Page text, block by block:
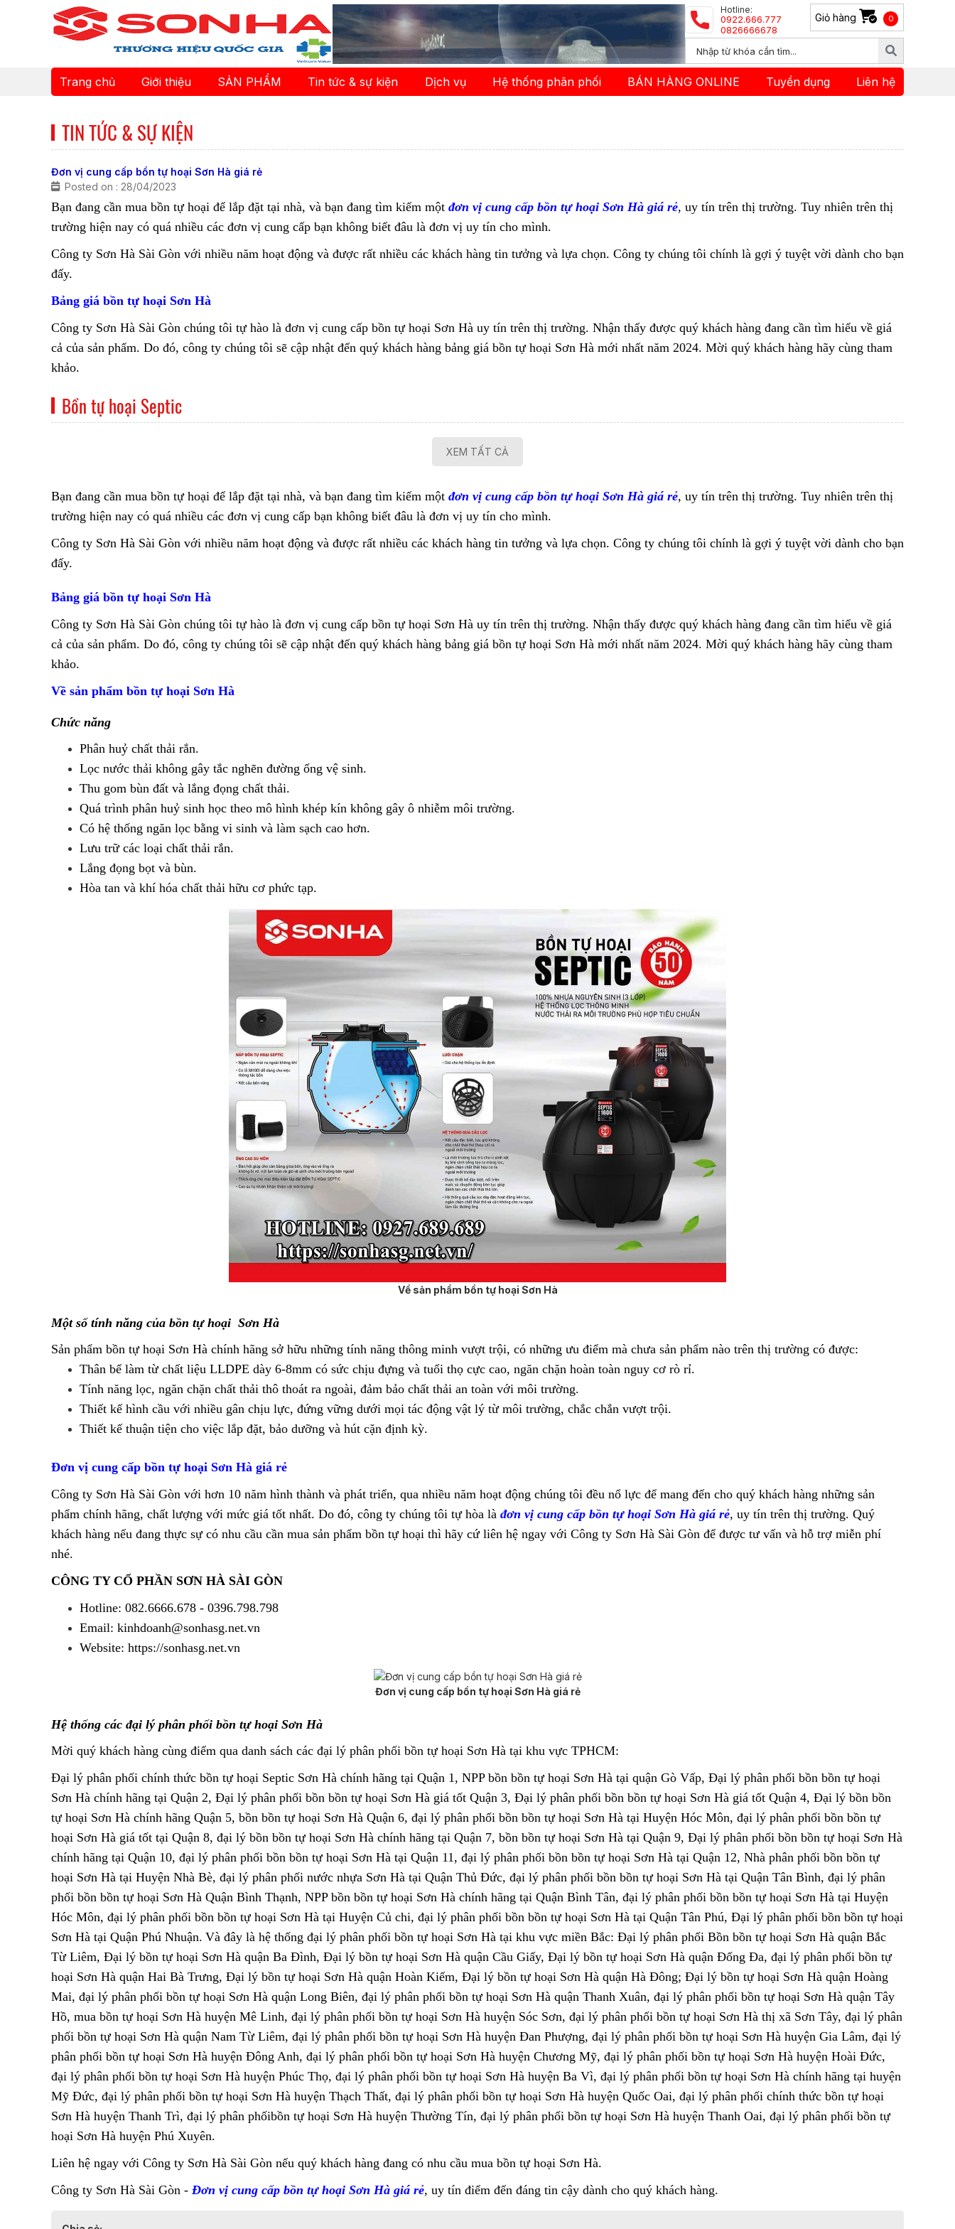
Hotline:
0922.666.777
0826666678
Giỏ hàng 0
Trang chủ Giới thiệu SẢN PHẨM Tin tức & sự kiện Dịch vụ Hệ thống phân phối BÁN HÀNG ONLINE Tuyển dụng Liên hệ
TIN TỨC & SỰ KIỆN
Đơn vị cung cấp bồn tự hoại Sơn Hà giá rẻ
Posted on : 28/04/2023
Bạn đang cần mua bồn tự hoại để lắp đặt tại nhà, và bạn đang tìm kiếm một đơn vị cung cấp bồn tự hoại Sơn Hà giá rẻ, uy tín trên thị trường. Tuy nhiên trên thị
trường hiện nay có quá nhiều các đơn vị cung cấp bạn không biết đâu là đơn vị uy tín cho mình.
Công ty Sơn Hà Sài Gòn với nhiều năm hoạt động và được rất nhiều các khách hàng tin tưởng và lựa chọn. Công ty chúng tôi chính là gợi ý tuyệt vời dành cho bạn
đấy.
Bảng giá bồn tự hoại Sơn Hà
Công ty Sơn Hà Sài Gòn chúng tôi tự hào là đơn vị cung cấp bồn tự hoại Sơn Hà uy tín trên thị trường. Nhận thấy được quý khách hàng đang cần tìm hiểu về giá
cả của sản phẩm. Do đó, công ty chúng tôi sẽ cập nhật đến quý khách hàng bảng giá bồn tự hoại Sơn Hà mới nhất năm 2024. Mời quý khách hàng hãy cùng tham
khảo.
Bồn tự hoại Septic
XEM TẤT CẢ
Bạn đang cần mua bồn tự hoại để lắp đặt tại nhà, và bạn đang tìm kiếm một đơn vị cung cấp bồn tự hoại Sơn Hà giá rẻ, uy tín trên thị trường. Tuy nhiên trên thị
trường hiện nay có quá nhiều các đơn vị cung cấp bạn không biết đâu là đơn vị uy tín cho mình.
Công ty Sơn Hà Sài Gòn với nhiều năm hoạt động và được rất nhiều các khách hàng tin tưởng và lựa chọn. Công ty chúng tôi chính là gợi ý tuyệt vời dành cho bạn
đấy.
Bảng giá bồn tự hoại Sơn Hà
Công ty Sơn Hà Sài Gòn chúng tôi tự hào là đơn vị cung cấp bồn tự hoại Sơn Hà uy tín trên thị trường. Nhận thấy được quý khách hàng đang cần tìm hiểu về giá
cả của sản phẩm. Do đó, công ty chúng tôi sẽ cập nhật đến quý khách hàng bảng giá bồn tự hoại Sơn Hà mới nhất năm 2024. Mời quý khách hàng hãy cùng tham
khảo.
Về sản phẩm bồn tự hoại Sơn Hà
Chức năng
Phân huỷ chất thải rắn.
Lọc nước thải không gây tắc nghẽn đường ống vệ sinh.
Thu gom bùn đất và lắng đọng chất thải.
Quá trình phân huỷ sinh học theo mô hình khép kín không gây ô nhiễm môi trường.
Có hệ thống ngăn lọc bằng vi sinh và làm sạch cao hơn.
Lưu trữ các loại chất thải rắn.
Lắng đọng bọt và bùn.
Hòa tan và khí hóa chất thải hữu cơ phức tạp.
Về sản phẩm bồn tự hoại Sơn Hà
Một số tính năng của bồn tự hoại Sơn Hà
Sản phẩm bồn tự hoại Sơn Hà chính hãng sở hữu những tính năng thông minh vượt trội, có những ưu điểm mà chưa sản phẩm nào trên thị trường có được:
Thân bể làm từ chất liệu LLDPE dày 6-8mm có sức chịu đựng và tuổi thọ cực cao, ngăn chặn hoàn toàn nguy cơ rò rỉ.
Tính năng lọc, ngăn chặn chất thải thô thoát ra ngoài, đảm bảo chất thải an toàn với môi trường.
Thiết kế hình cầu với nhiều gân chịu lực, đứng vững dưới mọi tác động vật lý từ môi trường, chắc chắn vượt trội.
Thiết kế thuận tiện cho việc lắp đặt, bảo dưỡng và hút cặn định kỳ.
Đơn vị cung cấp bồn tự hoại Sơn Hà giá rẻ
Công ty Sơn Hà Sài Gòn với hơn 10 năm hình thành và phát triển, qua nhiều năm hoạt động chúng tôi đều nổ lực để mang đến cho quý khách hàng những sản
phẩm chính hãng, chất lượng với mức giá tốt nhất. Do đó, công ty chúng tôi tự hòa là đơn vị cung cấp bồn tự hoại Sơn Hà giá rẻ, uy tín trên thị trường. Quý
khách hàng nếu đang thực sự có nhu cầu cần mua sản phẩm bồn tự hoại thì hãy cứ liên hệ ngay với Công ty Sơn Hà Sài Gòn để được tư vấn và hỗ trợ miễn phí
nhé.
CÔNG TY CỔ PHẦN SƠN HÀ SÀI GÒN
Hotline: 082.6666.678 - 0396.798.798
Email: kinhdoanh@sonhasg.net.vn
Website: https://sonhasg.net.vn
Đơn vị cung cấp bồn tự hoại Sơn Hà giá rẻ
Hệ thống các đại lý phân phối bồn tự hoại Sơn Hà
Mời quý khách hàng cùng điểm qua danh sách các đại lý phân phối bồn tự hoại Sơn Hà tại khu vực TPHCM:
Đại lý phân phối chính thức bồn tự hoại Septic Sơn Hà chính hãng tại Quận 1, NPP bồn bồn tự hoại Sơn Hà tại quận Gò Vấp, Đại lý phân phối bồn bồn tự hoại
Sơn Hà chính hãng tại Quận 2, Đại lý phân phối bồn bồn tự hoại Sơn Hà giá tốt Quận 3, Đại lý phân phối bồn bồn tự hoại Sơn Hà giá tốt Quận 4, Đại lý bồn bồn
tự hoại Sơn Hà chính hãng Quận 5, bồn bồn tự hoại Sơn Hà Quận 6, đại lý phân phối bồn bồn tự hoại Sơn Hà tại Huyện Hóc Môn, đại lý phân phối bồn bồn tự
hoại Sơn Hà giá tốt tại Quận 8, đại lý bồn bồn tự hoại Sơn Hà chính hãng tại Quận 7, bồn bồn tự hoại Sơn Hà tại Quận 9, Đại lý phân phối bồn bồn tự hoại Sơn Hà
chính hãng tại Quận 10, đại lý phân phối bồn bồn tự hoại Sơn Hà tại Quận 11, đại lý phân phối bồn bồn tự hoại Sơn Hà tại Quận 12, Nhà phân phối bồn bồn tự
hoại Sơn Hà tại Huyện Nhà Bè, đại lý phân phối nước nhựa Sơn Hà tại Quận Thủ Đức, đại lý phân phối bồn bồn tự hoại Sơn Hà tại Quận Tân Bình, đại lý phân
phối bồn bồn tự hoại Sơn Hà Quận Bình Thạnh, NPP bồn bồn tự hoại Sơn Hà chính hãng tại Quận Bình Tân, đại lý phân phối bồn bồn tự hoại Sơn Hà tại Huyện
Hóc Môn, đại lý phân phối bồn bồn tự hoại Sơn Hà tại Huyện Củ chi, đại lý phân phối bồn bồn tự hoại Sơn Hà tại Quận Tân Phú, Đại lý phân phối bồn bồn tự hoại
Sơn Hà tại Quận Phú Nhuận. Và đây là hệ thống đại lý phân phối bồn tự hoại Sơn Hà tại khu vực miền Bắc: Đại lý phân phối Bồn bồn tự hoại Sơn Hà quận Bắc
Từ Liêm, Đại lý bồn tự hoại Sơn Hà quận Ba Đình, Đại lý bồn tự hoại Sơn Hà quận Cầu Giấy, Đại lý bồn tự hoại Sơn Hà quận Đống Đa, đại lý phân phối bồn tự
hoại Sơn Hà quận Hai Bà Trưng, Đại lý bồn tự hoại Sơn Hà quận Hoàn Kiếm, Đại lý bồn tự hoại Sơn Hà quận Hà Đông; Đại lý bồn tự hoại Sơn Hà quận Hoàng
Mai, đại lý phân phối bồn tự hoại Sơn Hà quận Long Biên, đại lý phân phối bồn tự hoại Sơn Hà quận Thanh Xuân, đại lý phân phối bồn tự hoại Sơn Hà quận Tây
Hồ, mua bồn tự hoại Sơn Hà huyện Mê Linh, đại lý phân phối bồn tự hoại Sơn Hà huyện Sóc Sơn, đại lý phân phối bồn tự hoại Sơn Hà thị xã Sơn Tây, đại lý phân
phối bồn tự hoại Sơn Hà quận Nam Từ Liêm, đại lý phân phối bồn tự hoại Sơn Hà huyện Đan Phượng, đại lý phân phối bồn tự hoại Sơn Hà huyện Gia Lâm, đại lý
phân phối bồn tự hoại Sơn Hà huyện Đông Anh, đại lý phân phối bồn tự hoại Sơn Hà huyện Chương Mỹ, đại lý phân phối bồn tự hoại Sơn Hà huyện Hoài Đức,
đại lý phân phối bồn tự hoại Sơn Hà huyện Phúc Thọ, đại lý phân phối bồn tự hoại Sơn Hà huyện Ba Vì, đại lý phân phối bồn tự hoại Sơn Hà chính hãng tại huyện
Mỹ Đức, đại lý phân phối bồn tự hoại Sơn Hà huyện Thạch Thất, đại lý phân phối bồn tự hoại Sơn Hà huyện Quốc Oai, đại lý phân phối chính thức bồn tự hoại
Sơn Hà huyện Thanh Trì, đại lý phân phốibồn tự hoại Sơn Hà huyện Thường Tín, đại lý phân phối bồn tự hoại Sơn Hà huyện Thanh Oai, đại lý phân phối bồn tự
hoại Sơn Hà huyện Phú Xuyên.
Liên hệ ngay với Công ty Sơn Hà Sài Gòn nếu quý khách hàng đang có nhu cầu mua bồn tự hoại Sơn Hà.
Công ty Sơn Hà Sài Gòn - Đơn vị cung cấp bồn tự hoại Sơn Hà giá rẻ, uy tín điểm đến đáng tin cậy dành cho quý khách hàng.